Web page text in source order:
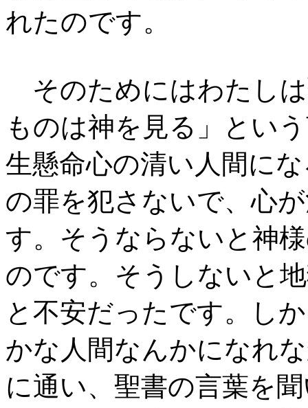
れたのです。
そのためにはわたし
ものは神を見る」とい
生懸命心の清い人間に
の罪を犯さないで、心
す。そうならないと神
のです。そうしないと
と不安だったです。し
かな人間なんかになれ
に通い、聖書の言葉を